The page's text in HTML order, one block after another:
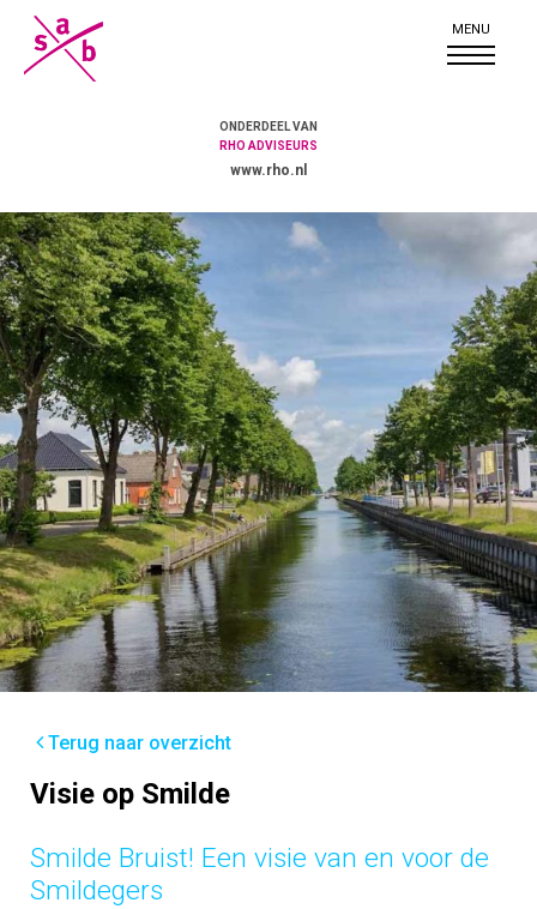
ONDERDEEL VAN
RHO ADVISEURS
www.rho.nl
Terug naar overzicht
Visie op Smilde
Smilde Bruist! Een visie van en voor de
Smildegers